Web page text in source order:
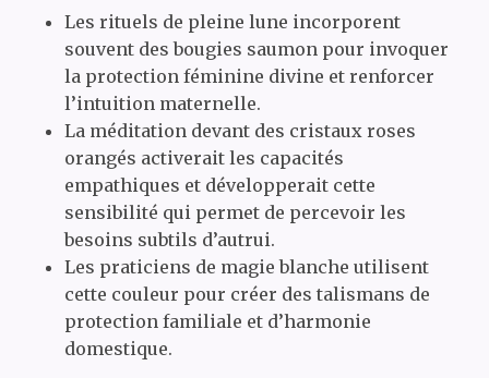
Les rituels de pleine lune incorporent
souvent des bougies saumon pour invoquer
la protection féminine divine et renforcer
l’intuition maternelle.
La méditation devant des cristaux roses
orangés activerait les capacités
empathiques et développerait cette
sensibilité qui permet de percevoir les
besoins subtils d’autrui.
Les praticiens de magie blanche utilisent
cette couleur pour créer des talismans de
protection familiale et d’harmonie
domestique.